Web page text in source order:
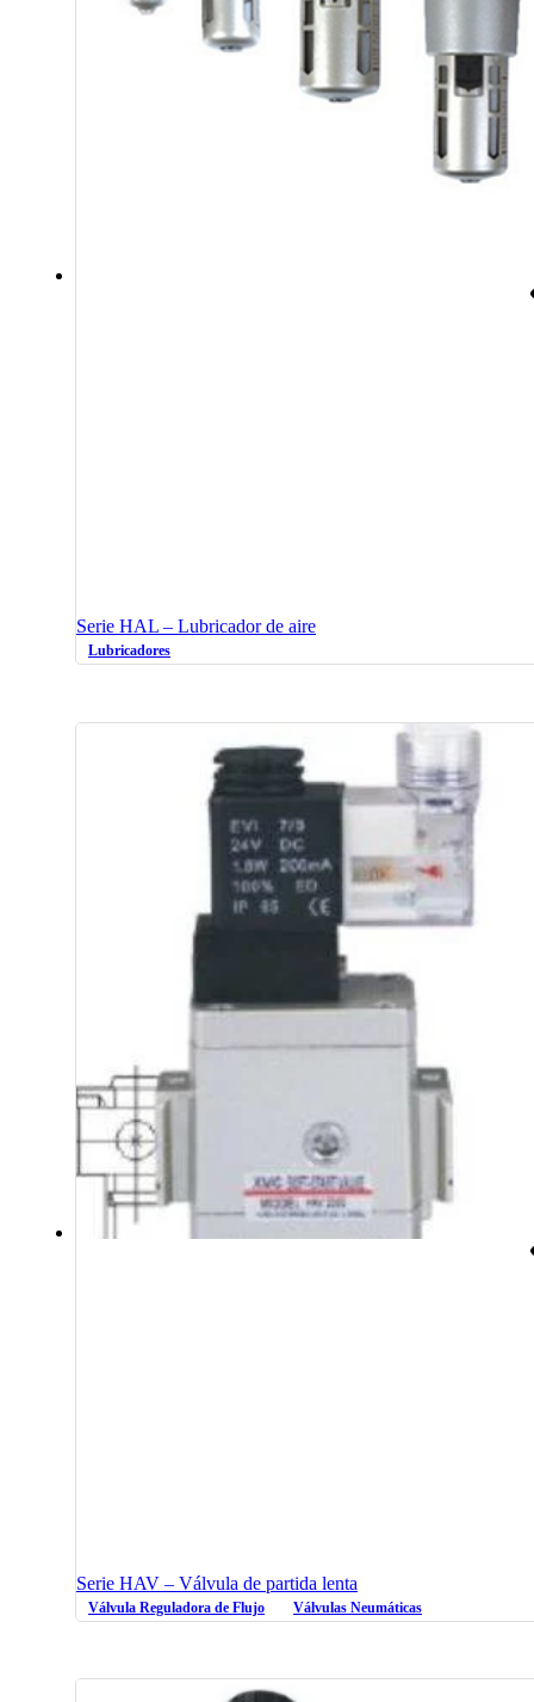
Serie HAL – Lubricador de aire
Lubricadores
Serie HAV – Válvula de partida lenta
Válvula Reguladora de Flujo Válvulas Neumáticas